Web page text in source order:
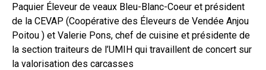
Paquier Éleveur de veaux Bleu-Blanc-Coeur et président
de la CEVAP (Coopérative des Éleveurs de Vendée Anjou
Poitou ) et Valerie Pons, chef de cuisine et présidente de
la section traiteurs de l’UMIH qui travaillent de concert sur
la valorisation des carcasses